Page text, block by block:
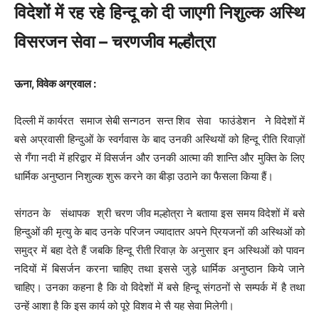
विदेशों में रह रहे हिन्दू को दी जाएगी निशुल्क अस्थि
विसरजन सेवा – चरणजीव मल्हौत्रा
ऊना, विवेक अग्रवाल :
दिल्ली में कार्यरत समाज सेबी सन्गठन सन्त शिव सेवा फाउंडेशन ने विदेशों में
बसे अप्रवासी हिन्दुओं के स्वर्गवास के बाद उनकी अस्थियों को हिन्दू रीति रिवाज़ों
से गँगा नदी में हरिद्वार में विसर्जन और उनकी आत्मा की शान्ति और मुक्ति के लिए
धार्मिक अनुष्ठान निशुल्क शुरू करने का बीड़ा उठाने का फैसला किया हैं।
संगठन के संथापक श्री चरण जीव मल्होत्रा ने बताया इस समय विदेशों में बसे
हिन्दुओं की मृत्यु के बाद उनके परिजन ज्यादातर अपने प्रियजनों की अस्थिओं को
समुद्र में बहा देते हैं जबकि हिन्दू रीती रिवाज़ के अनुसार इन अस्थिओं को पावन
नदियों में बिसर्जन करना चाहिए तथा इससे जुड़े धार्मिक अनुष्ठान किये जाने
चाहिए। उनका कहना है कि वो विदेशों में बसे हिन्दू संगठनों से सम्पर्क में है तथा
उन्हें आशा है कि इस कार्य को पूरे विशव मे सै यह सेवा मिलेगी।